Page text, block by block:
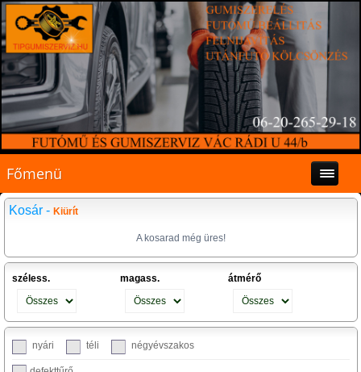
Főmenü
Kosár - Kiürít
A kosarad még üres!
széless. magass. átmérő
nyári téli négyévszakos